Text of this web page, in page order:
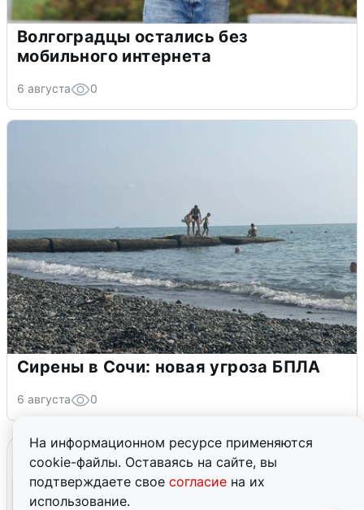
На информационном ресурсе применяются
cookie-файлы. Оставаясь на сайте, вы
подтверждаете свое согласие на их
использование.
Волгоградцы остались без
мобильного интернета
6 августа 0
Сирены в Сочи: новая угроза БПЛА
6 августа 0